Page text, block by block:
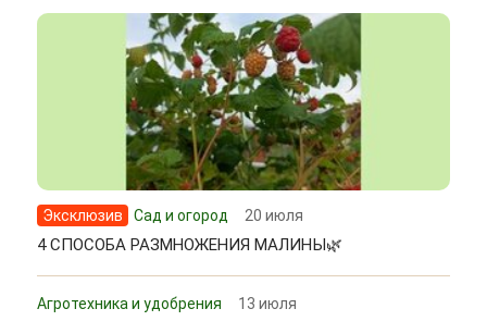
Эксклюзив Сад и огород 20 июля
4 СПОСОБА РАЗМНОЖЕНИЯ МАЛИНЫ🌿
Агротехника и удобрения 13 июля